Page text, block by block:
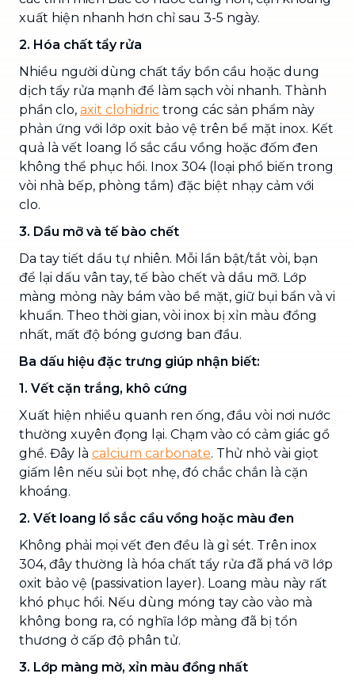
xuất hiện nhanh hơn chỉ sau 3-5 ngày.
2. Hóa chất tẩy rửa
Nhiều người dùng chất tẩy bồn cầu hoặc dung
dịch tẩy rửa mạnh để làm sạch vòi nhanh. Thành
phần clo, axit clohidric trong các sản phẩm này
phản ứng với lớp oxit bảo vệ trên bề mặt inox. Kết
quả là vết loang lổ sắc cầu vồng hoặc đốm đen
không thể phục hồi. Inox 304 (loại phổ biến trong
vòi nhà bếp, phòng tắm) đặc biệt nhạy cảm với
clo.
3. Dầu mỡ và tế bào chết
Da tay tiết dầu tự nhiên. Mỗi lần bật/tắt vòi, bạn
để lại dấu vân tay, tế bào chết và dầu mỡ. Lớp
màng mỏng này bám vào bề mặt, giữ bụi bẩn và vi
khuẩn. Theo thời gian, vòi inox bị xỉn màu đồng
nhất, mất độ bóng gương ban đầu.
Ba dấu hiệu đặc trưng giúp nhận biết:
1. Vết cặn trắng, khô cứng
Xuất hiện nhiều quanh ren ống, đầu vòi nơi nước
thường xuyên đọng lại. Chạm vào có cảm giác gồ
ghề. Đây là calcium carbonate. Thử nhỏ vài giọt
giấm lên nếu sủi bọt nhẹ, đó chắc chắn là cặn
khoáng.
2. Vết loang lổ sắc cầu vồng hoặc màu đen
Không phải mọi vết đen đều là gỉ sét. Trên inox
304, đây thường là hóa chất tẩy rửa đã phá vỡ lớp
oxit bảo vệ (passivation layer). Loang màu này rất
khó phục hồi. Nếu dùng móng tay cào vào mà
không bong ra, có nghĩa lớp màng đã bị tổn
thương ở cấp độ phân tử.
3. Lớp màng mờ, xỉn màu đồng nhất